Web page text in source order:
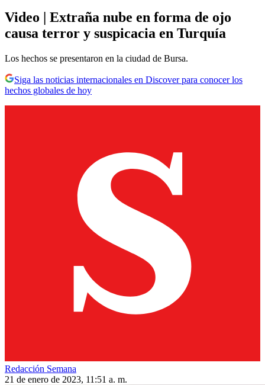
Video | Extraña nube en forma de ojo
causa terror y suspicacia en Turquía
Los hechos se presentaron en la ciudad de Bursa.
Siga las noticias internacionales en Discover para conocer los
hechos globales de hoy
Redacción Semana
21 de enero de 2023, 11:51 a. m.